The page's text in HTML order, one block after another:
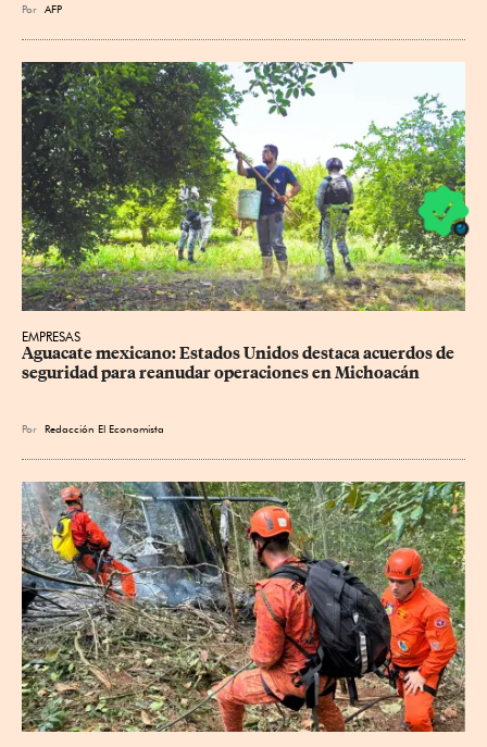
Por AFP
EMPRESAS
Aguacate mexicano: Estados Unidos destaca acuerdos de
seguridad para reanudar operaciones en Michoacán
Por Redacción El Economista